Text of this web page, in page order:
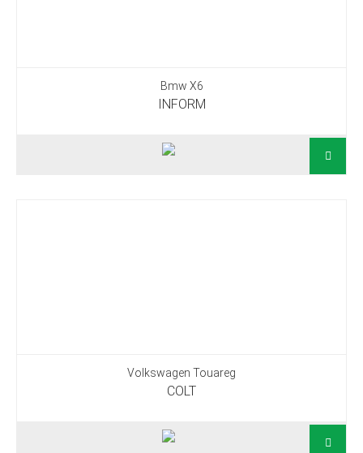
Bmw X6
INFORM
Volkswagen Touareg
COLT